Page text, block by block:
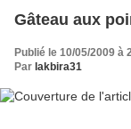
Gâteau aux
Publié le 10/05/2009 à
Par lakbira31